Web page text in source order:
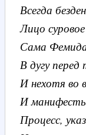
Всегда
Лицо
Сама
В дугу перед
И нехотя во
И
Процесс,